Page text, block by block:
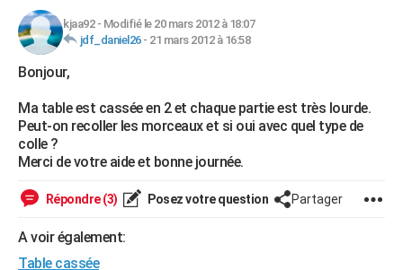
AUTO
Essais
Réserver un essai
Citadines
Berlines
SUV
Forum auto
+HIGH-TECH
Mobiles
Meilleur smartphone
Internet
Ordinateurs
Jeux vidéo
Guide high-tech
+BRICOLAGE
Forum
Aménagement intérieur
Extérieur
Cuisine
Salle de bains
Jardinage
Rangement
WEEK-END
Guides de France
Escapades
Patrimoine
Expositions
Musées
Week-end nature
+LIFESTYLE
Art de vivre
Bien-être
Loisirs
Mode
Modes de vie
SANTE
VOYAGE
Destinations
City break
Voyage nature
Voyage de noces
Forum
Climat
+PHOTO
kjaa92- Modifié le 20 mars 2012 à 18:07
jdf_daniel26- 21 mars 2012 à 16:58
Bonjour,
Ma table est cassée en 2 et chaque partie est très lourde.
Peut-on recoller les morceaux et si oui avec quel type de
colle ?
Merci de votre aide et bonne journée.
Répondre (3) Posez votre question Partager
A voir également:
Table cassée